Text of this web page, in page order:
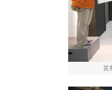
災